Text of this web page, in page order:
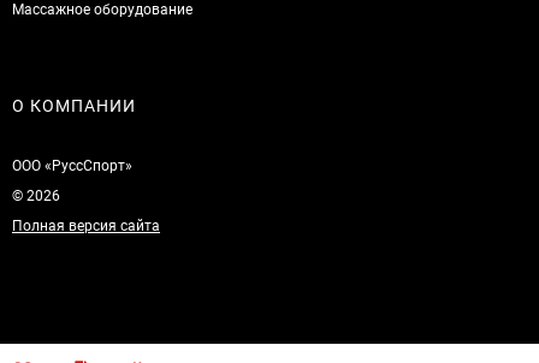
Массажное оборудование
О КОМПАНИИ
ООО «РуссСпорт»
© 2026
Полная версия сайта